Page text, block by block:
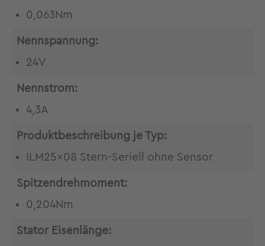
0,063Nm
Nennspannung:
24V
Nennstrom:
4,3A
Produktbeschreibung je Typ:
ILM25x08 Stern-Seriell ohne Sensor
Spitzendrehmoment:
0,204Nm
Stator Eisenlänge: